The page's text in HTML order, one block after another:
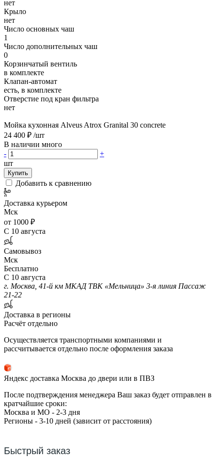
нет
Крыло
нет
Число основных чаш
1
Число дополнительных чаш
0
Корзинчатый вентиль
в комплекте
Клапан-автомат
есть, в комплекте
Отверстие под кран фильтра
нет
Мойка кухонная Alveus Atrox Granital 30 concrete
24 400 ₽ /шт
В наличии много
-
+
шт
Купить
Добавить к сравнению
Доставка курьером
Мск
от 1000 ₽
С 10 августа
Самовывоз
Мск
Бесплатно
С 10 августа
г. Москва, 41-й км МКАД ТВК «Мельница» 3-я линия Пассаж
21-22
Доставка в регионы
Расчёт отдельно
Осуществляется транспортными компаниями и
рассчитывается отдельно после оформления заказа
Яндекс доставка Москва до двери или в ПВЗ
После подтверждения менеджера Ваш заказ будет отправлен в
кратчайшие сроки:
Москва и МО - 2-3 дня
Регионы - 3-10 дней (зависит от расстояния)
Быстрый заказ